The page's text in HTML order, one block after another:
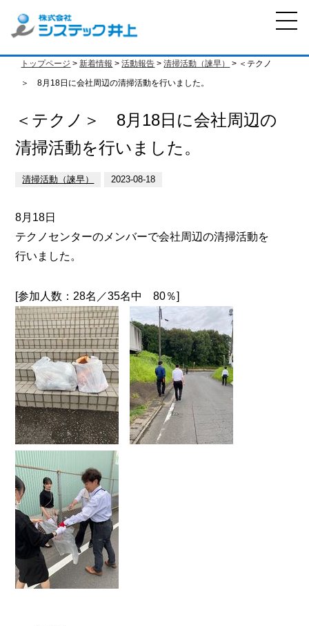
トップページ >新着情報 >活動報告 >清掃活動（諫早）
> ＜テクノ
＞ 8月18日に会社周辺の清掃活動を行いました。
＜テクノ＞ 8月18日に会社周辺の
清掃活動を行いました。
清掃活動（諫早） 2023-08-18
8月18日
テクノセンターのメンバーで会社周辺の清掃活動を
行いました。
[参加人数：28名／35名中 80％]